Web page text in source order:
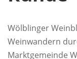
Wölblinger
Weinwandern
Marktgemeinde